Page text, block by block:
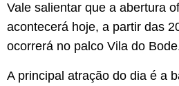
Vale salientar que a abertura
acontecerá hoje, a partir das
ocorrerá no palco Vila do
A principal atração do dia é a